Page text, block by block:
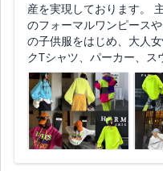
産を実現しております。
のフォーマルワンピース
の子供服をはじめ、大人
クTシャツ、パーカー、ス